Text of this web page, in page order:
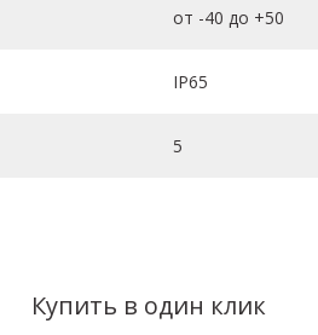
от -40 до +50
IP65
5
Купить в один клик